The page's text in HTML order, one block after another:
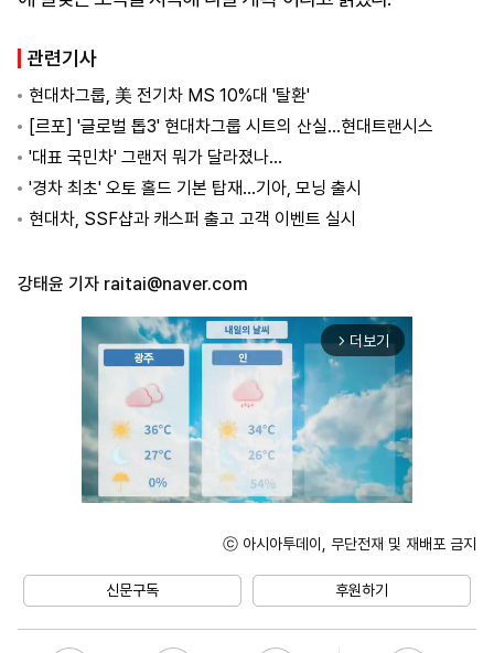
관련기사
현대차그룹, 美 전기차 MS 10%대 '탈환'
[르포] '글로벌 톱3' 현대차그룹 시트의 산실…현대트랜시스
'대표 국민차' 그랜저 뭐가 달라졌나…
'경차 최초' 오토 홀드 기본 탑재…기아, 모닝 출시
현대차, SSF샵과 캐스퍼 출고 고객 이벤트 실시
강태윤 기자 raitai@naver.com
arrow_forward_ios 더보기
ⓒ 아시아투데이, 무단전재 및 재배포 금지
신문구독 후원하기